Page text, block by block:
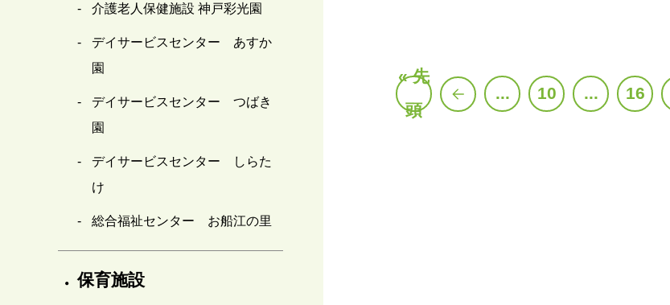
介護老人保健施設 神戸彩光園
デイサービスセンター あすか
園
デイサービスセンター つばき
園
デイサービスセンター しらた
け
総合福祉センター お船江の里
保育施設
« 先
頭
... 10 ... 16